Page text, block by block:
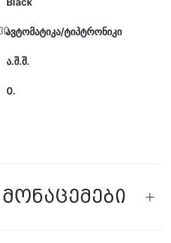
ავტომატიკა/ტიპტრონიკი
ა.შ.შ.
0.